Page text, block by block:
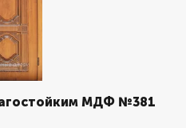
МДФ №381